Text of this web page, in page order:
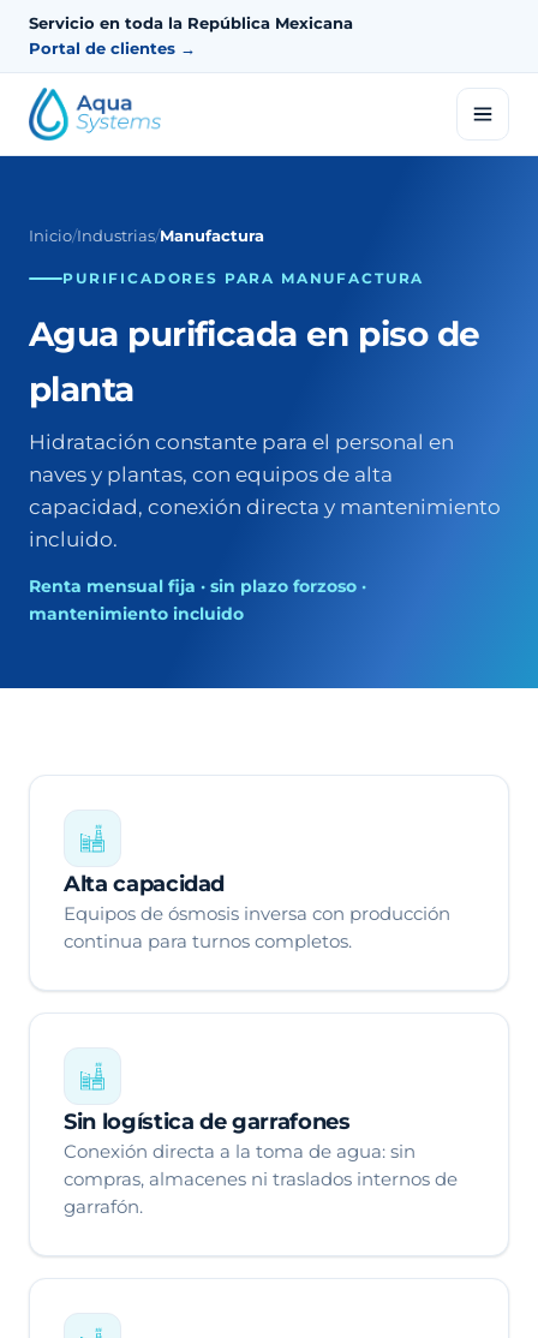
Servicio en toda la República Mexicana
Portal de clientes →
Inicio/Industrias/Manufactura
PURIFICADORES PARA MANUFACTURA
Agua purificada en piso de
planta
Hidratación constante para el personal en
naves y plantas, con equipos de alta
capacidad, conexión directa y mantenimiento
incluido.
Renta mensual fija · sin plazo forzoso ·
mantenimiento incluido
Alta capacidad
Equipos de ósmosis inversa con producción
continua para turnos completos.
Sin logística de garrafones
Conexión directa a la toma de agua: sin
compras, almacenes ni traslados internos de
garrafón.